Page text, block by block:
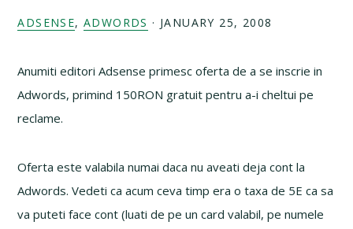
ADSENSE,ADWORDS · JANUARY 25, 2008
Anumiti editori Adsense primesc oferta de a se inscrie in
Adwords, primind 150RON gratuit pentru a-i cheltui pe
reclame.
Oferta este valabila numai daca nu aveati deja cont la
Adwords. Vedeti ca acum ceva timp era o taxa de 5E ca sa
va puteti face cont (luati de pe un card valabil, pe numele